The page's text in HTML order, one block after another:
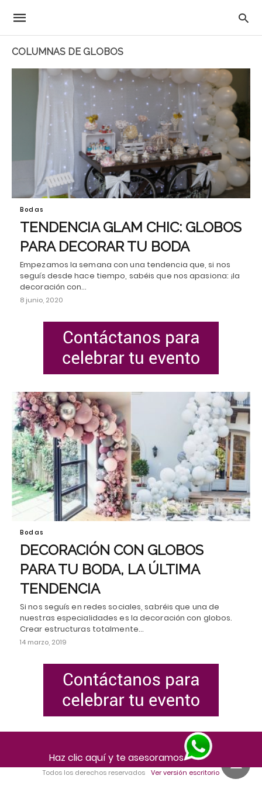
COLUMNAS DE GLOBOS
Bodas
TENDENCIA GLAM CHIC: GLOBOS
PARA DECORAR TU BODA
Empezamos la semana con una tendencia que, si nos
seguís desde hace tiempo, sabéis que nos apasiona: ¡la
decoración con…
8 junio, 2020
Bodas
DECORACIÓN CON GLOBOS
PARA TU BODA, LA ÚLTIMA
TENDENCIA
Si nos seguís en redes sociales, sabréis que una de
nuestras especialidades es la decoración con globos.
Crear estructuras totalmente…
14 marzo, 2019
Todos los derechos reservados Ver versión escritorio
Haz clic aquí y te asesoramos